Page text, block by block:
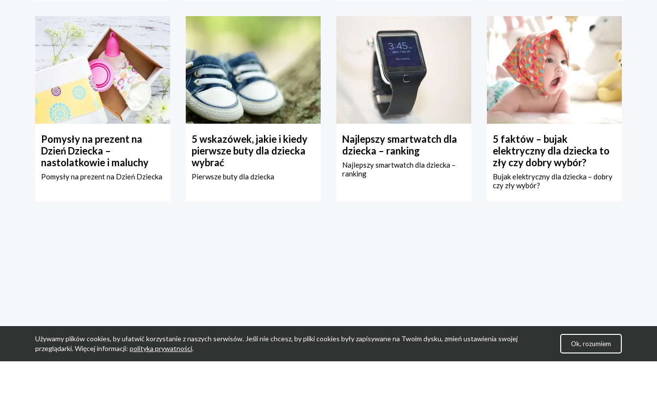
Pomysły na prezent na
Dzień Dziecka –
nastolatkowie i maluchy
Pomysły na prezent na Dzień Dziecka
5 wskazówek, jakie i kiedy
pierwsze buty dla dziecka
wybrać
Pierwsze buty dla dziecka
Najlepszy smartwatch dla
dziecka – ranking
Najlepszy smartwatch dla dziecka –
ranking
5 faktów – bujak
elektryczny dla dziecka to
zły czy dobry wybór?
Bujak elektryczny dla dziecka – dobry
czy zły wybór?
Używamy plików cookies, by ułatwić korzystanie z naszych serwisów. Jeśli nie chcesz, by pliki cookies były zapisywane na Twoim dysku, zmień ustawienia swojej
przeglądarki. Więcej informacji: polityka prywatności.
Ok, rozumiem